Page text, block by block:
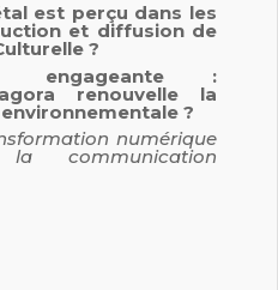
est perçu dans les
et diffusion de
?
engageante :
renouvelle la
?
numérique
la communication